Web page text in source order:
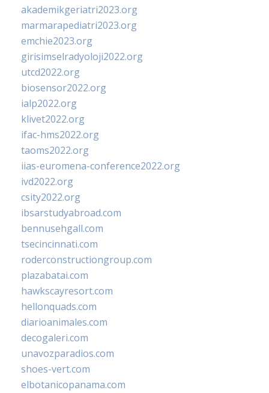
akademikgeriatri2023.org
marmarapediatri2023.org
emchie2023.org
girisimselradyoloji2022.org
utcd2022.org
biosensor2022.org
ialp2022.org
klivet2022.org
ifac-hms2022.org
taoms2022.org
iias-euromena-conference2022.org
ivd2022.org
csity2022.org
ibsarstudyabroad.com
bennusehgall.com
tsecincinnati.com
roderconstructiongroup.com
plazabatai.com
hawkscayresort.com
hellonquads.com
diarioanimales.com
decogaleri.com
unavozparadios.com
shoes-vert.com
elbotanicopanama.com